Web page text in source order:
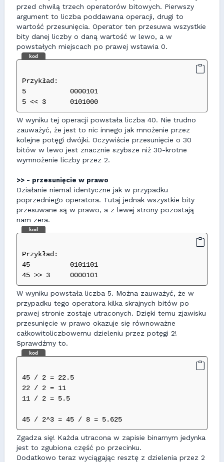
przed chwilą trzech operatorów bitowych. Pierwszy
argument to liczba poddawana operacji, drugi to
wartość przesunięcia. Operator ten przesuwa wszystkie
bity danej liczby o daną wartość w lewo, a w
powstałych miejscach po prawej wstawia 0.
kod
Przykład:
5           0000101
5 << 3      0101000
W wyniku tej operacji powstała liczba 40. Nie trudno
zauważyć, że jest to nic innego jak mnożenie przez
kolejne potęgi dwójki. Oczywiście przesunięcie o 30
bitów w lewo jest znacznie szybsze niż 30-krotne
wymnożenie liczby przez 2.
>> - przesunięcie w prawo
Działanie niemal identyczne jak w przypadku
poprzedniego operatora. Tutaj jednak wszystkie bity
przesuwane są w prawo, a z lewej strony pozostają
nam zera.
kod
Przykład:
45          0101101
45 >> 3     0000101
W wyniku powstała liczba 5. Można zauważyć, że w
przypadku tego operatora kilka skrajnych bitów po
prawej stronie zostaje utraconych. Dzięki temu zjawisku
przesunięcie w prawo okazuje się równoważne
całkowitoliczbowemu dzieleniu przez potęgi 2!
Sprawdźmy to.
kod
45 / 2 = 22.5
22 / 2 = 11
11 / 2 = 5.5
45 / 2^3 = 45 / 8 = 5.625
Zgadza się! Każda utracona w zapisie binarnym jedynka
jest to zgubiona część po przecinku.
Dodatkowo teraz wyciągając resztę z dzielenia przez 2